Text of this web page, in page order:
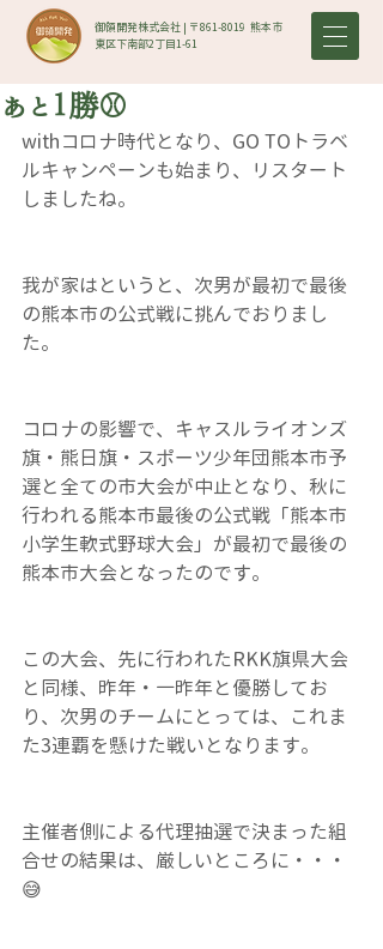
御領開発株式会社 | 〒861-8019​ 熊本市
東区下南部2丁目1-61
あと１勝⚾
withコロナ時代となり、GO TOトラベ
ルキャンペーンも始まり、リスタート
しましたね。
我が家はというと、次男が最初で最後
の熊本市の公式戦に挑んでおりまし
た。
コロナの影響で、キャスルライオンズ
旗・熊日旗・スポーツ少年団熊本市予
選と全ての市大会が中止となり、秋に
行われる熊本市最後の公式戦「熊本市
小学生軟式野球大会」が最初で最後の
熊本市大会となったのです。
この大会、先に行われたRKK旗県大会
と同様、昨年・一昨年と優勝してお
り、次男のチームにとっては、これま
た3連覇を懸けた戦いとなります。
主催者側による代理抽選で決まった組
合せの結果は、厳しいところに・・・
😅